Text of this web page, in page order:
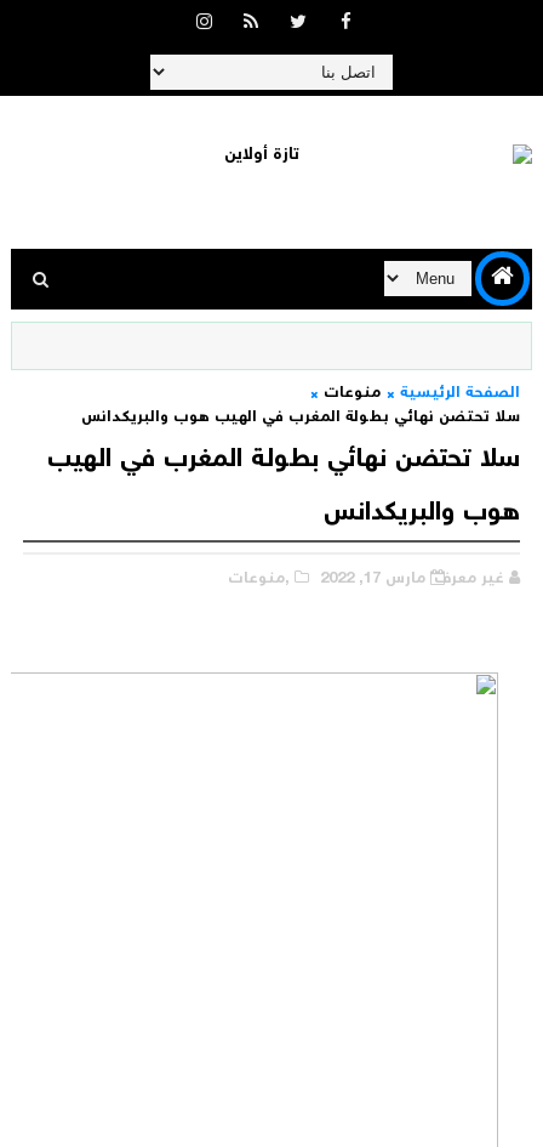
الصفحة الرئيسية
منوعات
سلا تحتضن نهائي بطولة المغرب في الهيب هوب والبريكدانس
سلا تحتضن نهائي بطولة المغرب في الهيب
هوب والبريكدانس
غير معرف مارس 17, 2022 ,منوعات